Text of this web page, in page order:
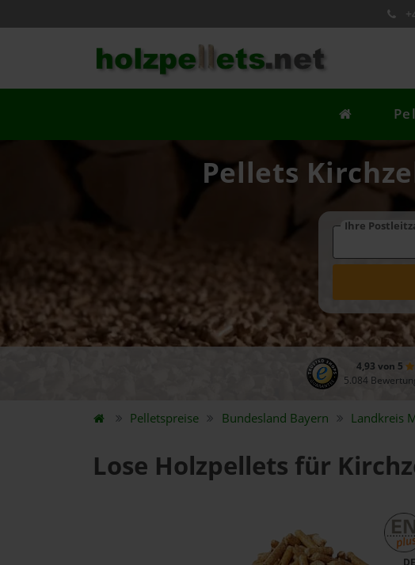
Pellets
Ihre
4,93 von 5
5.084
Pelletspreise Bundesland Bayern Landkreis
Lose Holzpellets für